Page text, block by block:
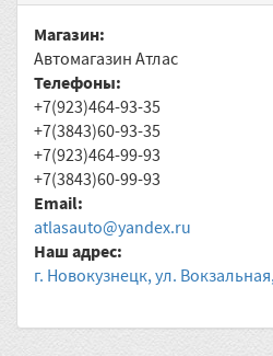
Магазин:
Автомагазин Атлас
Телефоны:
+7(923)464-93-35
+7(3843)60-93-35
+7(923)464-99-93
+7(3843)60-99-93
Email:
atlasauto@yandex.ru
Наш адрес:
г. Новокузнецк, ул.